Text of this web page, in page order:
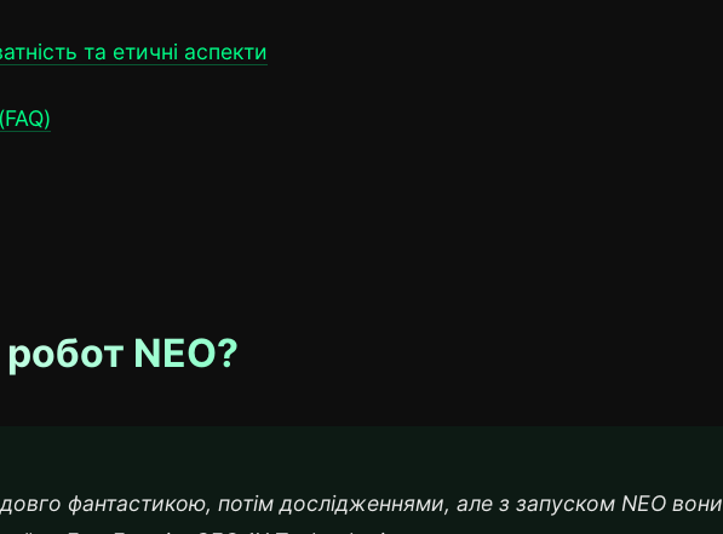
та етичні аспекти
NEO?
фантастикою, потім дослідженнями, але з запуском NEO вони